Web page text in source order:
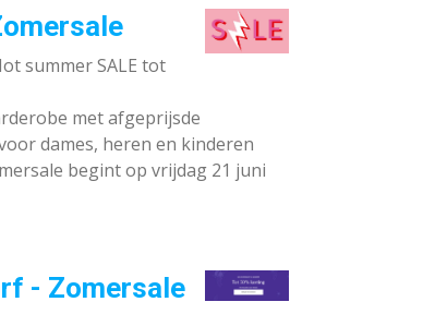
summer SALE tot
met afgeprijsde
dames, heren en kinderen
begint op vrijdag 21 juni
- Zomersale